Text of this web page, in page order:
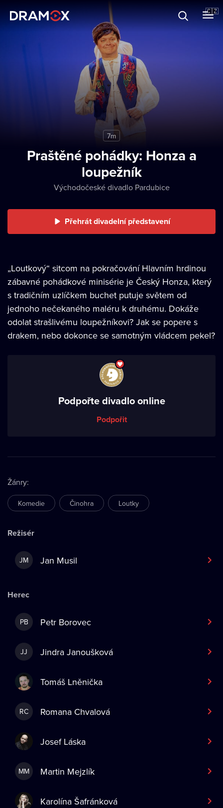
🇨🇿
Registrujte se
7m
Praštěné pohádky: Honza a
loupežník
Východočeské divadlo Pardubice
Přehrát divadelní představení
„Loutkový“ sitcom na pokračování Hlavním hrdinou
zábavné pohádkové minisérie je Český Honza, který
s tradičním uzlíčkem buchet putuje světem od
jednoho nečekaného maléru k druhému. Dokáže
odolat strašlivému loupežníkovi? Jak se popere s
drakem, nebo dokonce se samotným vládcem pekel?
Podpořte divadlo online
Podpořit
Žánry:
Komedie Činohra Loutky
Režisér
JM Jan Musil
Herec
PB Petr Borovec
JJ Jindra Janoušková
Tomáš Lněnička
RC Romana Chvalová
Josef Láska
MM Martin Mejzlík
Karolína Šafránková